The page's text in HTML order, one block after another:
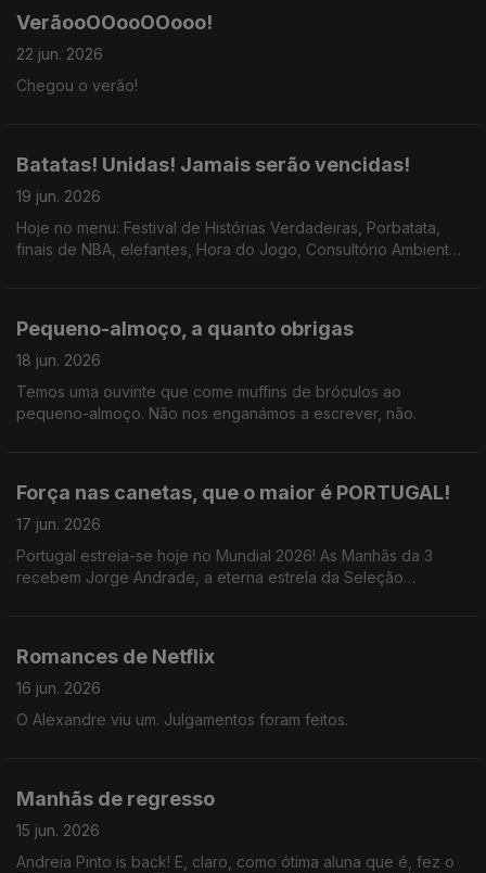
VerãooOOooOOooo!
22 jun. 2026
Chegou o verão!
Batatas! Unidas! Jamais serão vencidas!
19 jun. 2026
Hoje no menu: Festival de Histórias Verdadeiras, Porbatata,
finais de NBA, elefantes, Hora do Jogo, Consultório Ambientel,
Pequeno-almoço, a quanto obrigas
18 jun. 2026
Temos uma ouvinte que come muffins de bróculos ao
pequeno-almoço. Não nos enganámos a escrever, não.
Força nas canetas, que o maior é PORTUGAL!
17 jun. 2026
Portugal estreia-se hoje no Mundial 2026! As Manhãs da 3
recebem Jorge Andrade, a eterna estrela da Seleção
Romances de Netflix
16 jun. 2026
O Alexandre viu um. Julgamentos foram feitos.
Manhãs de regresso
15 jun. 2026
Andreia Pinto is back! E, claro, como ótima aluna que é, fez o